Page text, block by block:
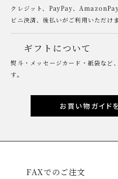
クレジット、PayPay、
ビニ決済、後払いがご利用いただけま
ギフトについて
熨斗・メッセージカード・紙袋など
す。
お買い物ガイド
FAXでのご注文